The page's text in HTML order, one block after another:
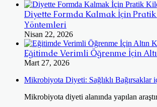
Diyette Formda Kalmak İçin
Yöntemleri
Nisan 22, 2026
Eğitimde Verimli Öğrenme İçin
Mart 27, 2026
Mikrobiyota Diyeti: Sağlıklı Bağırsaklar
Mikrobiyota diyeti alanında yapılan